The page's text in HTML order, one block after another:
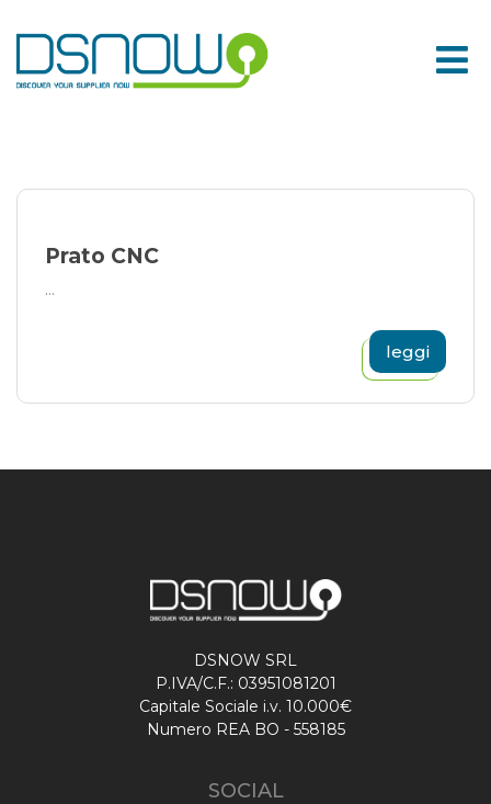
to
content
Prato CNC
...
leggi
DSNOW SRL
P.IVA/C.F.: 03951081201
Capitale Sociale i.v. 10.000€
Numero REA BO - 558185
SOCIAL